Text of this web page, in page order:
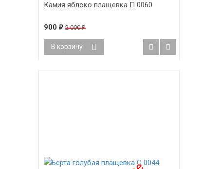
Камия яблоко плащевка П 0060
900 ₽ 2 000₽
В корзину